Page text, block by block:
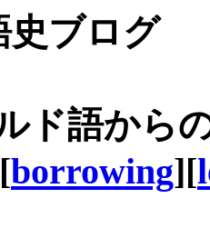
史ブログ
ド語から
borrowing][